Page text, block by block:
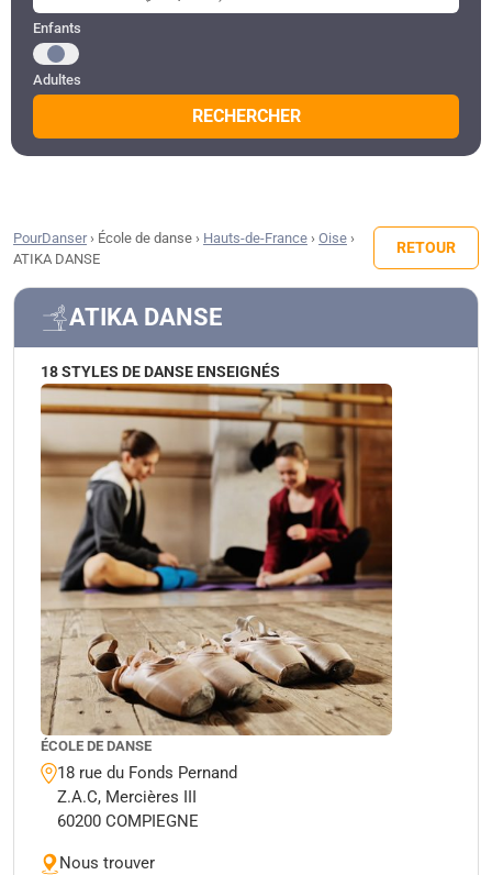
Public recherché
Enfants
Adultes
RECHERCHER
PourDanser› École de danse › Hauts-de-France › Oise ›
ATIKA DANSE
RETOUR
ATIKA DANSE
18 STYLES DE DANSE ENSEIGNÉS
ÉCOLE DE DANSE
18 rue du Fonds Pernand
Z.A.C, Mercières III
60200 COMPIEGNE
Nous trouver